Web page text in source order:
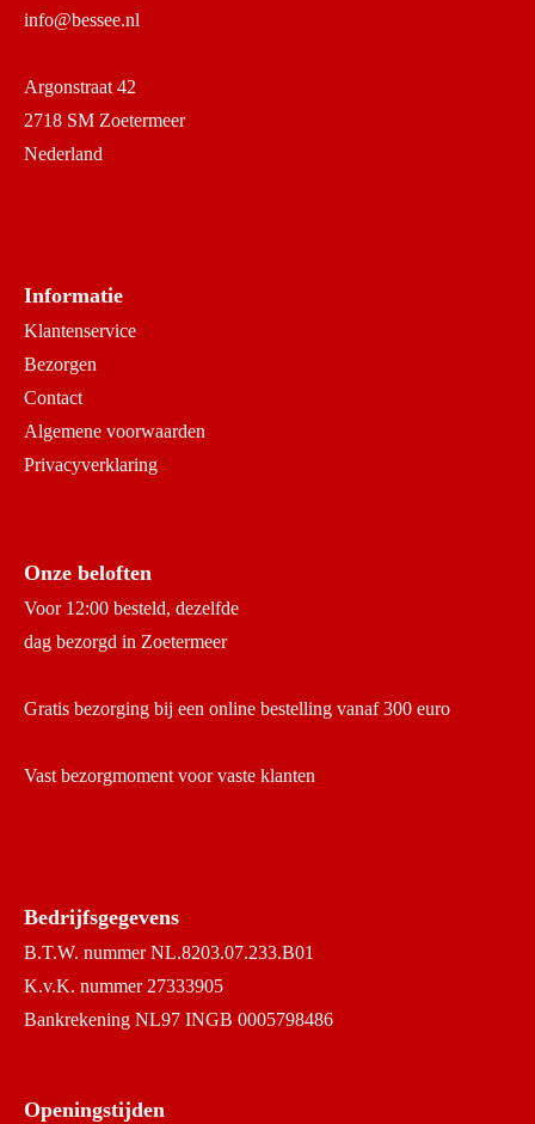
info@bessee.nl
Argonstraat 42
2718 SM Zoetermeer
Nederland
Informatie
Klantenservice
Bezorgen
Contact
Algemene voorwaarden
Privacyverklaring
Onze beloften
Voor 12:00 besteld, dezelfde
dag bezorgd in Zoetermeer
Gratis bezorging bij een online bestelling vanaf 300 euro
Vast bezorgmoment voor vaste klanten
Bedrijfsgegevens
B.T.W. nummer NL.8203.07.233.B01
K.v.K. nummer 27333905
Bankrekening NL97 INGB 0005798486
Openingstijden